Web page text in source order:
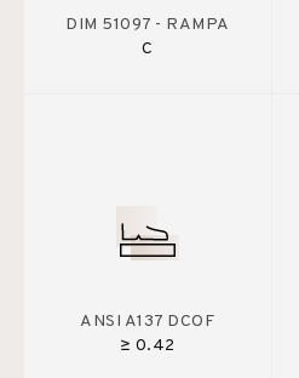
DIM 51097 - RAMPA
C
ANSI A137 DCOF
≥ 0.42